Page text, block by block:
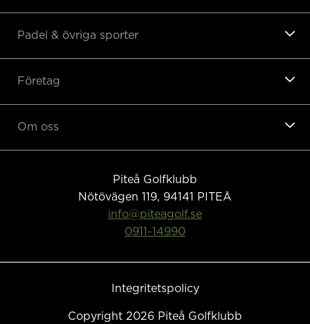
Padel & övriga sporter
Företag
Om oss
Piteå Golfklubb
Nötövägen 119, 94141
PITEÅ
info@piteagolf.se
0911-14990
Copyright 2026 Piteå Golfklubb
Integritetspolicy